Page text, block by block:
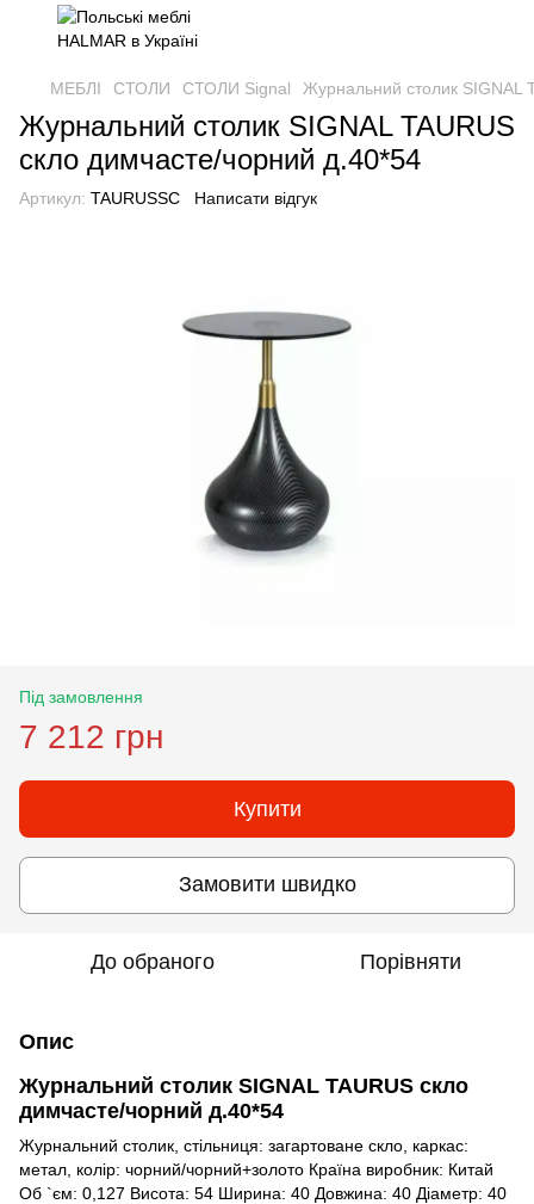
МЕБЛІ СТОЛИ СТОЛИ Signal Журнальний столик SIGNAL
Журнальний столик SIGNAL TAURUS
скло димчасте/чорний д.40*54
Артикул: TAURUSSC Написати відгук
Під замовлення
7 212 грн
Купити
Замовити швидко
До обраного Порівняти
Опис
Журнальний столик SIGNAL TAURUS скло
димчасте/чорний д.40*54
Журнальний столик, стільниця: загартоване скло, каркас:
метал, колір: чорний/чорний+золото Країна виробник: Китай
Об `єм: 0,127 Висота: 54 Ширина: 40 Довжина: 40 Діаметр: 40